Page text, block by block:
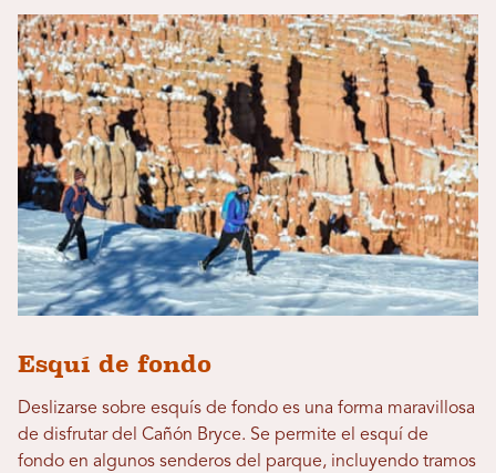
Esquí de fondo
Deslizarse sobre esquís de fondo es una forma maravillosa
de disfrutar del Cañón Bryce. Se permite el esquí de
fondo en algunos senderos del parque, incluyendo tramos